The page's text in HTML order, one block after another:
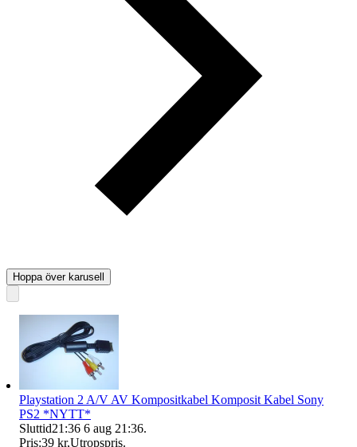
Hoppa över karusell
Playstation 2 A/V AV Kompositkabel Komposit Kabel Sony
PS2 *NYTT*
Sluttid21:36 6 aug 21:36.
Pris:39 kr,Utropspris.